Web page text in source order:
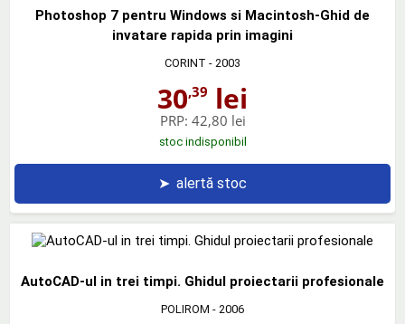
Photoshop 7 pentru Windows si Macintosh-Ghid de
invatare rapida prin imagini
CORINT - 2003
30,39 lei
PRP: 42,80 lei
stoc indisponibil
➤ alertă stoc
AutoCAD-ul in trei timpi. Ghidul proiectarii profesionale
POLIROM - 2006